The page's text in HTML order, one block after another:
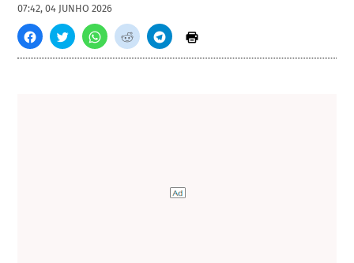
07:42, 04 JUNHO 2026